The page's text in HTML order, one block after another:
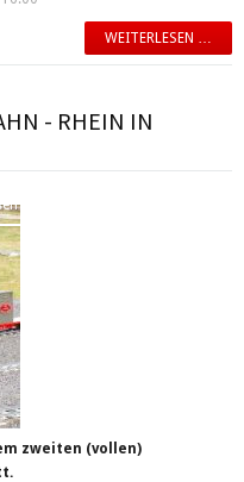
WEITERLESEN …
- RHEIN IN
…
zweiten (vollen)